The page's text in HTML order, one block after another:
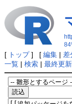
[ トップ] [ 編集| 差
一覧| 検索| 最終更新